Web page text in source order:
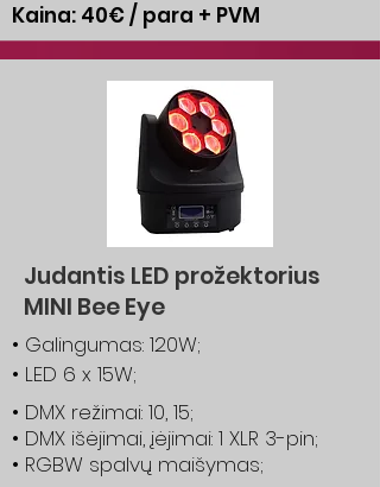
Kaina: 40€ / para + PVM
Judantis LED prožektorius
MINI Bee Eye
• Galingumas: 120W;
• LED 6 x 15W;
• DMX režimai: 10, 15;
• DMX išėjimai, įėjimai: 1 XLR 3-pin;
• RGBW spalvų maišymas;